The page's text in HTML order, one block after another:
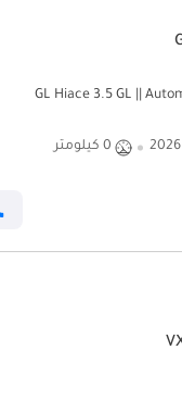
2026 0 كيلومتر